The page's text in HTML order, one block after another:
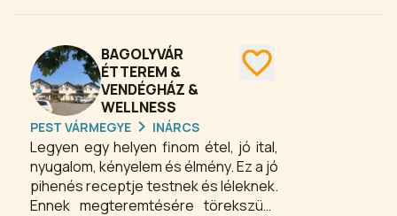
befogadására alkalmas étterem,
tóra néző panorámával kápráztatja el
a vendégeket. Az ételspecialitások
közt a magyar konyha remekei,
nemzetközi ízek és ínyenc falatok is
helyet kaptak.
BAGOLYVÁR
ÉTTEREM &
VENDÉGHÁZ &
WELLNESS
PEST VÁRMEGYE INÁRCS
Legyen egy helyen finom étel, jó ital,
nyugalom, kényelem és élmény. Ez a jó
pihenés receptje testnek és léleknek.
Ennek megteremtésére törekszünk